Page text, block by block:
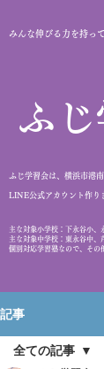
みんな伸びる力を持っ
ふ
ふじ学習会は、横浜市港
​LINE公式アカウント作り
主な対象小学校：下永谷小
主な対象中学校：東永谷中、
個別対応学習塾なので、そ
記事
全ての記事